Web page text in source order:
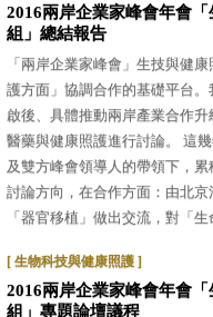
2016兩岸企業家峰會年會
組」總結報告
「兩岸企業家峰會」生技與健
護方面」協調合作的基礎平台
啟後、具體推動兩岸產業合作
醫藥與健康照護進行討論。 這
及雙方峰會領導人的帶領下，
討論方向，在合作方面：由北
「器官移植」做出交流，對「
[ 生物科技與健康照護 ]
2016兩岸企業家峰會年會
組」專題論壇議程